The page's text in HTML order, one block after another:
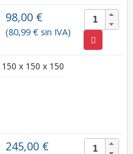
98,00 €
(80,99 € sin IVA)
150 x 150 x 150
245,00 €